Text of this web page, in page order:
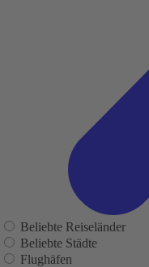
Beliebte Reiseländer
Beliebte Städte
Flughäfen